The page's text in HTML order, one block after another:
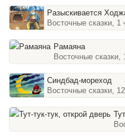
Разыскивается
Восточные сказки, 1
Рамаяна
Восточные сказки,
Синдбад-мореход
Восточные сказки, 12